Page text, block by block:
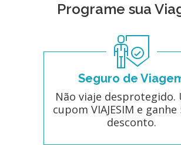
Programe sua
Seguro de
Não viaje desprotegido.
cupom VIAJESIM e ganhe
desconto.